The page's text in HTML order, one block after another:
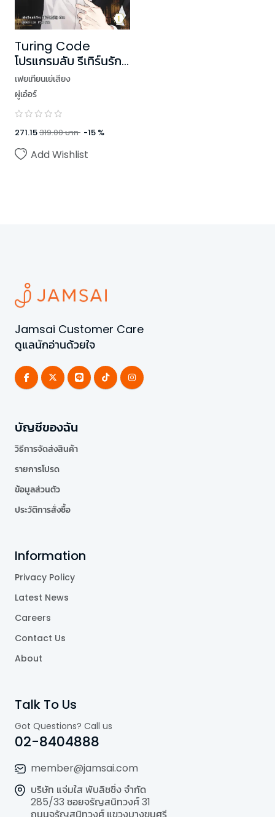
Turing Code
โปรแกรมลับ รีเทิร์นรัก
เล่ม 1
เฟยเทียนเย่เสียง
ผู่เอ๋อร์
271.15319.00บาท -15 %
Add Wishlist
Jamsai Customer Care
ดูแลนักอ่านด้วยใจ
บัญชีของฉัน
วิธีการจัดส่งสินค้า
รายการโปรด
ข้อมูลส่วนตัว
ประวัติการสั่งซื้อ
Information
Privacy Policy
Latest News
Careers
Contact Us
About
Talk To Us
Got Questions? Call us
02-8404888
member@jamsai.com
บริษัท แจ่มใส พับลิชชิ่ง จำกัด
285/33 ซอยจรัญสนิทวงศ์ 31